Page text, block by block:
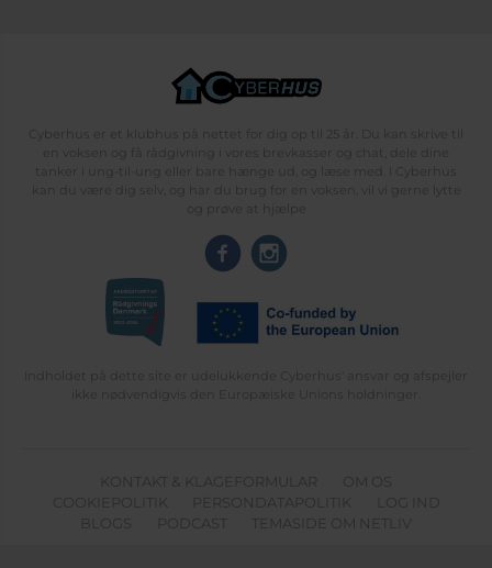
Cyberhus er et klubhus på nettet for dig op til 25 år. Du kan skrive til
en voksen og få rådgivning i vores brevkasser og chat, dele dine
tanker i ung-til-ung eller bare hænge ud, og læse med. I Cyberhus
kan du være dig selv, og har du brug for en voksen, vil vi gerne lytte
og prøve at hjælpe
Indholdet på dette site er udelukkende Cyberhus' ansvar og afspejler
ikke nødvendigvis den Europæiske Unions holdninger.
KONTAKT & KLAGEFORMULAR
OM OS
COOKIEPOLITIK
PERSONDATAPOLITIK
LOG IND
BLOGS
PODCAST TEMASIDE OM NETLIV